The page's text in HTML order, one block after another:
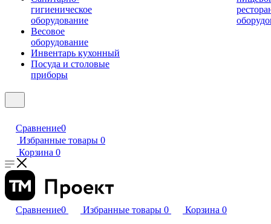
гигиеническое
оборудование
Весовое
оборудование
Инвентарь кухонный
Посуда и столовые
приборы
Сравнение0
Избранные товары 0
Корзина 0
Сравнение0 Избранные товары 0 Корзина 0